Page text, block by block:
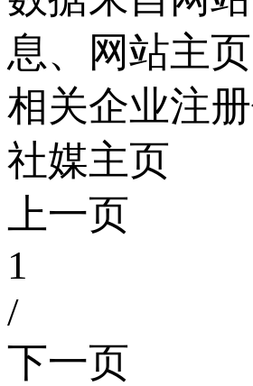
息、网站主
相关企业注
社媒主页
上一页
1
/
下一页